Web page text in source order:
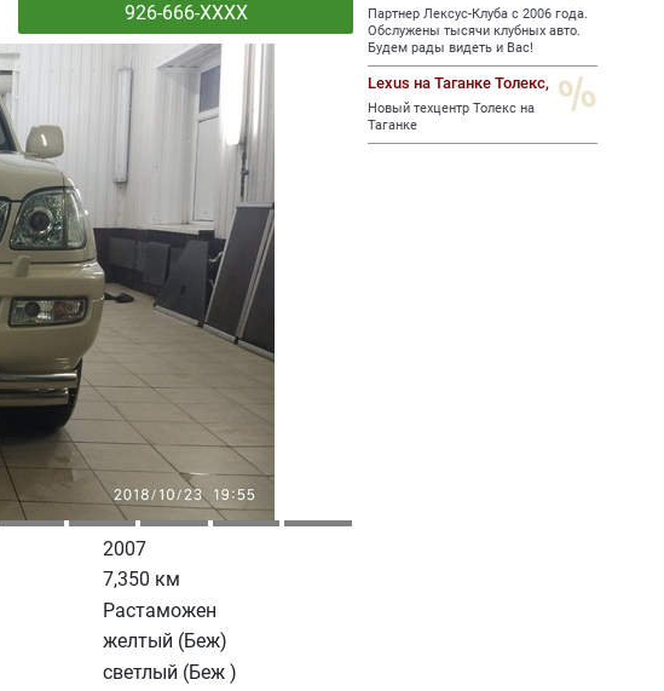
926-666-XXXX
2007
7,350 км
Растаможен
желтый (Беж)
светлый (Беж )
Партнер Лексус-Клуба с 2006 года.
Обслужены тысячи клубных авто.
Будем рады видеть и Вас!
Lexus на Таганке Толекс,
Новый техцентр Толекс на
Таганке